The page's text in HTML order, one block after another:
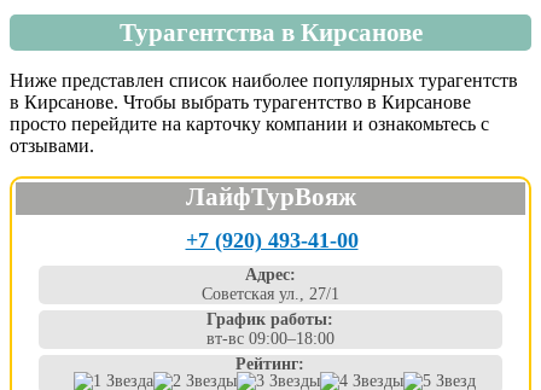
Турагентства в Кирсанове
Ниже представлен список наиболее популярных турагентств
в Кирсанове. Чтобы выбрать турагентство в Кирсанове
просто перейдите на карточку компании и ознакомьтесь с
отзывами.
ЛайфТурВояж
+7 (920) 493-41-00
Адрес:
Советская ул., 27/1
График работы:
вт-вс 09:00–18:00
Рейтинг: